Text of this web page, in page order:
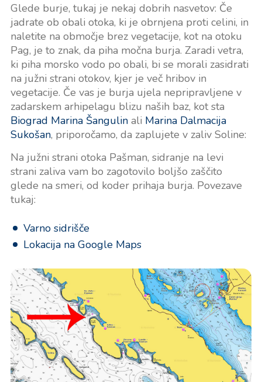
Glede burje, tukaj je nekaj dobrih nasvetov: Če
jadrate ob obali otoka, ki je obrnjena proti celini, in
naletite na območje brez vegetacije, kot na otoku
Pag, je to znak, da piha močna burja. Zaradi vetra,
ki piha morsko vodo po obali, bi se morali zasidrati
na južni strani otokov, kjer je več hribov in
vegetacije. Če vas je burja ujela nepripravljene v
zadarskem arhipelagu blizu naših baz, kot sta
Biograd Marina Šangulinali Marina Dalmacija
Sukošan, priporočamo, da zaplujete v zaliv Soline:
Na južni strani otoka Pašman, sidranje na levi
strani zaliva vam bo zagotovilo boljšo zaščito
glede na smeri, od koder prihaja burja. Povezave
tukaj:
Varno sidrišče
Lokacija na Google Maps